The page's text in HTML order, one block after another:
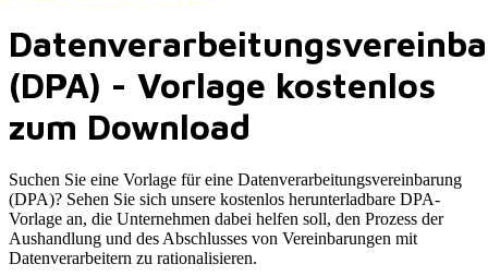
(DPA) - Vorlage kostenlos
zum Download
Suchen Sie eine Vorlage für eine Datenverarbeitungsvereinbarung
(DPA)? Sehen Sie sich unsere kostenlos herunterladbare DPA-
Vorlage an, die Unternehmen dabei helfen soll, den Prozess der
Aushandlung und des Abschlusses von Vereinbarungen mit
Datenverarbeitern zu rationalisieren.